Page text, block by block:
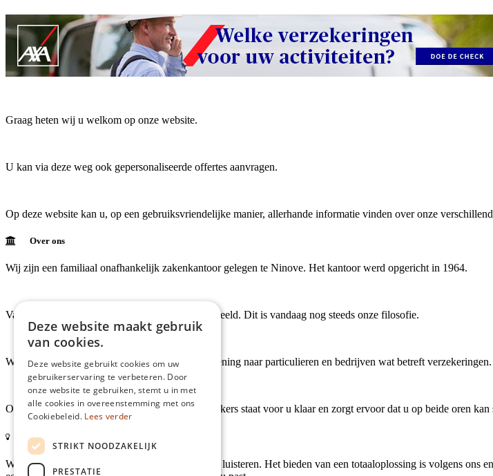
Graag heten wij u welkom op onze website.
U kan via deze weg ook gepersonaliseerde offertes aanvragen.
Op deze website kan u, op een gebruiksvriendelijke manier, allerhande informatie vinden over onze
Over ons
Wij zijn een familiaal onafhankelijk zakenkantoor gelegen te Ninove. Het kantoor werd opgericht in 1964.
Van in het begin stond u, onze klant, centraal in beeld. Dit is vandaag nog steeds onze filosofie.
Wij staan garant voor een persoonlijke dienstverlening naar particulieren en bedrijven wat betreft verzekeringen.
Ons enthousiast en competent team van medewerkers staat voor u klaar en zorgt ervoor dat u op beide oren kan
Onze filosofie
Wij maken tijd om naar uw persoonlijk verhaal te luisteren. Het bieden van een totaaloplossing is volgens
Deze website maakt gebruik
van cookies.
Deze website gebruikt cookies om uw
gebruikerservaring te verbeteren. Door
onze website te gebruiken, stemt u in met
alle cookies in overeenstemming met ons
Cookiebeleid. Lees verder
STRIKT NOODZAKELIJK
PRESTATIE